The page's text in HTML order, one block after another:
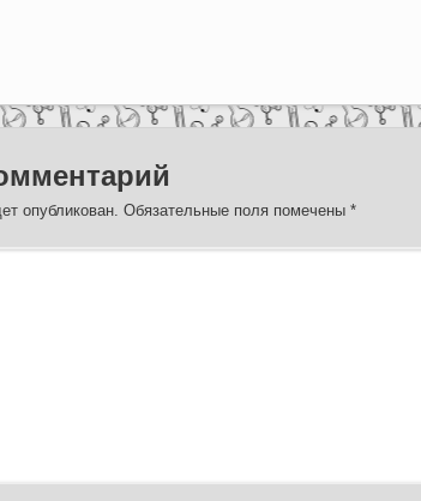
опубликован. Обязательные поля помечены*